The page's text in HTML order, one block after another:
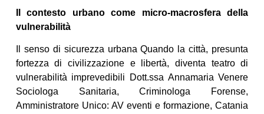
Il contesto urbano come micro-macrosfera della
vulnerabilità
Il senso di sicurezza urbana Quando la città, presunta
fortezza di civilizzazione e libertà, diventa teatro di
vulnerabilità imprevedibili Dott.ssa Annamaria Venere
Sociologa Sanitaria, Criminologa Forense,
Amministratore Unico: AV eventi e formazione, Catania